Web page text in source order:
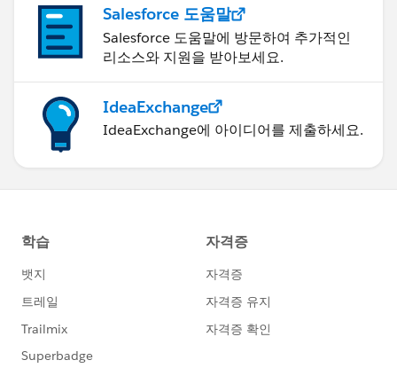
Salesforce 도움말
Salesforce 도움말에 방문하여 추가적인
리소스와 지원을 받아보세요.
IdeaExchange
IdeaExchange에 아이디어를 제출하세요.